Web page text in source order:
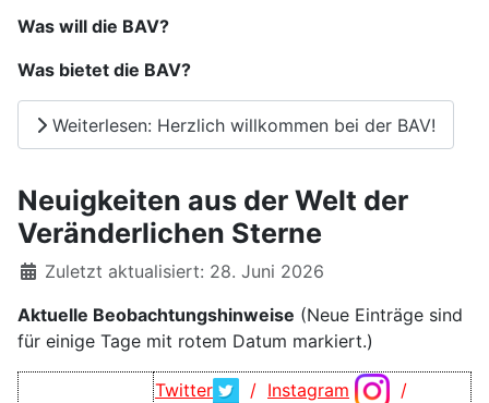
Was will die BAV?
Was bietet die BAV?
Weiterlesen: Herzlich willkommen bei der BAV!
Neuigkeiten aus der Welt der
Veränderlichen Sterne
DetailsZuletzt aktualisiert: 28. Juni 2026
Aktuelle Beobachtungshinweise (Neue Einträge sind
für einige Tage mit rotem Datum markiert.)
Twitter / Instagram /